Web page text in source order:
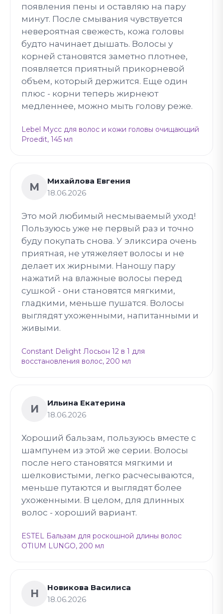
появления пены и оставляю на пару
минут. После смывания чувствуется
невероятная свежесть, кожа головы
будто начинает дышать. Волосы у
корней становятся заметно плотнее,
появляется приятный прикорневой
объем, который держится. Еще один
плюс - корни теперь жирнеют
медленнее, можно мыть голову реже.
Lebel Мусс для волос и кожи головы очищающий
Proedit, 145 мл
М
Михайлова Евгения
18.06.2026
Это мой любимый несмываемый уход!
Пользуюсь уже не первый раз и точно
буду покупать снова. У эликсира очень
приятная, не утяжеляет волосы и не
делает их жирными. Наношу пару
нажатий на влажные волосы перед
сушкой - они становятся мягкими,
гладкими, меньше пушатся. Волосы
выглядят ухоженными, напитанными и
живыми.
Constant Delight Лосьон 12 в 1 для
восстановления волос, 200 мл
И
Ильина Екатерина
18.06.2026
Хороший бальзам, пользуюсь вместе с
шампунем из этой же серии. Волосы
после него становятся мягкими и
шелковистыми, легко расчесываются,
меньше путаются и выглядят более
ухоженными. В целом, для длинных
волос - хороший вариант.
ESTEL Бальзам для роскошной длины волос
OTIUM LUNGO, 200 мл
Н
Новикова Василиса
18.06.2026